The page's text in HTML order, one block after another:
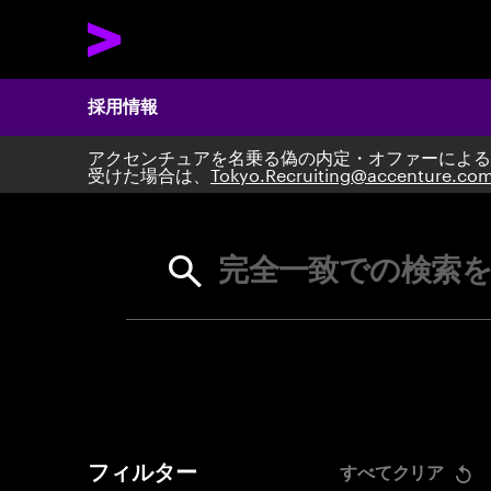
採用情報
アクセンチュアを名乗る偽の内定・オファーによ
受けた場合は、
Search
完全一致での検索
フィルター すべてクリア